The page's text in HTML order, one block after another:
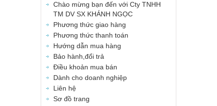
Chào mừng bạn đến với Cty TNHH
TM DV SX KHÁNH NGỌC
Phương thức giao hàng
Phương thức thanh toán
Hướng dẫn mua hàng
Bảo hành,đổi trả
Điều khoản mua bán
Dành cho doanh nghiệp
Liên hệ
Sơ đồ trang